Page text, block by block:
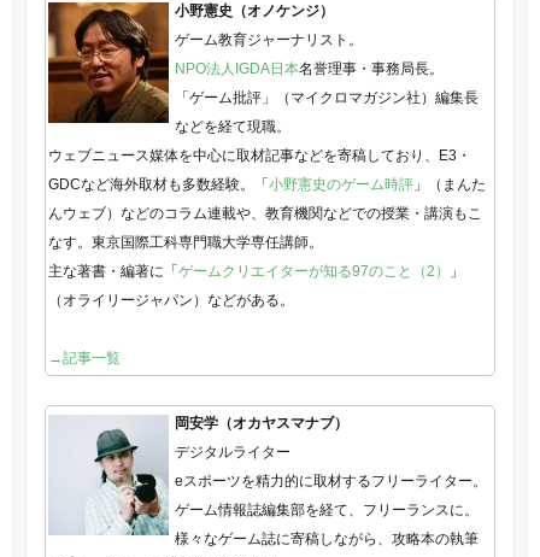
小野憲史（オノケンジ）
ゲーム教育ジャーナリスト。
NPO法人IGDA日本名誉理事・事務局長。
「ゲーム批評」（マイクロマガジン社）編集長
などを経て現職。
ウェブニュース媒体を中心に取材記事などを寄稿しており、E3・
GDCなど海外取材も多数経験。「小野憲史のゲーム時評」（まんた
んウェブ）などのコラム連載や、教育機関などでの授業・講演もこ
なす。東京国際工科専門職大学専任講師。
主な著書・編著に「ゲームクリエイターが知る97のこと（2）
」
（オライリージャパン）などがある。
→記事一覧
岡安学（オカヤスマナブ）
デジタルライター
eスポーツを精力的に取材するフリーライター。
ゲーム情報誌編集部を経て、フリーランスに。
様々なゲーム誌に寄稿しながら、攻略本の執筆